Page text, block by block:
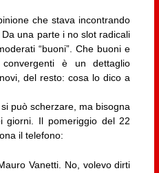
che stava incontrando
una parte i no slot radicali
“buoni”. Che buoni e
è un dettaglio
del resto: cosa lo dico a
può scherzare, ma bisogna
giorni. Il pomeriggio del 22
il telefono:
Vanetti. No, volevo dirti